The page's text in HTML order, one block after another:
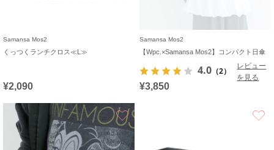
Samansa Mos2
くっつくランチクロス≪L≫
¥2,090
Samansa Mos2
【Wpc.×Samansa Mos2】コンパクト日傘
4.0 （2）
レビュー
を見る
¥3,850
お気に入り